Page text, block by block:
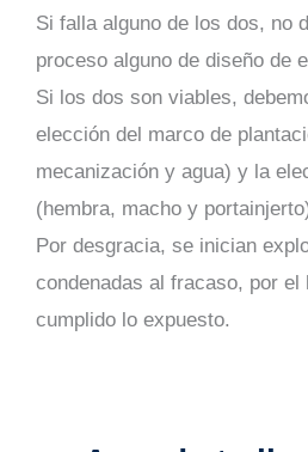
Si falla alguno de los dos, no
proceso alguno de diseño de
Si los dos son viables,
elección del marco de
mecanización y agua) y la
(hembra, macho y
Por desgracia, se inician
condenadas al fracaso, por el
cumplido lo expuesto.